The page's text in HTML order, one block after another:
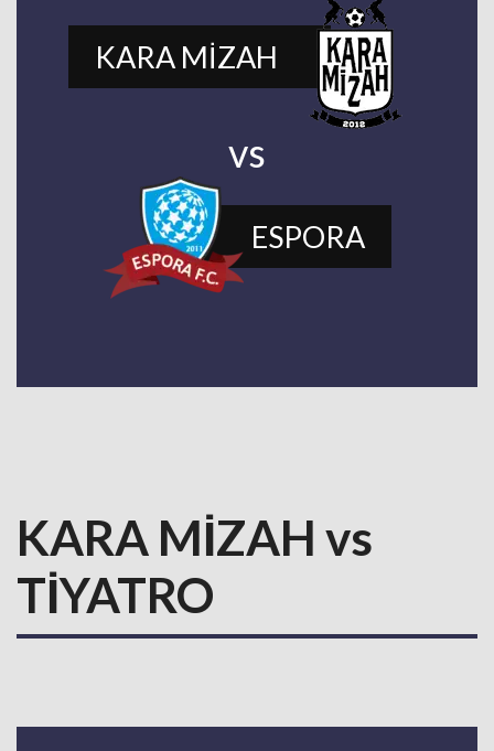
KARA MİZAH
vs
ESPORA
KARA MİZAH vs
TİYATRO